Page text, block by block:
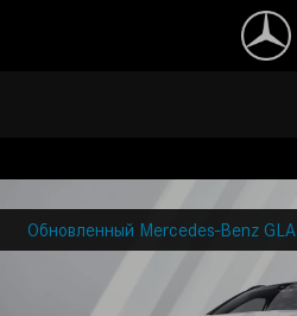
Обновленный Mercedes-Benz GLA